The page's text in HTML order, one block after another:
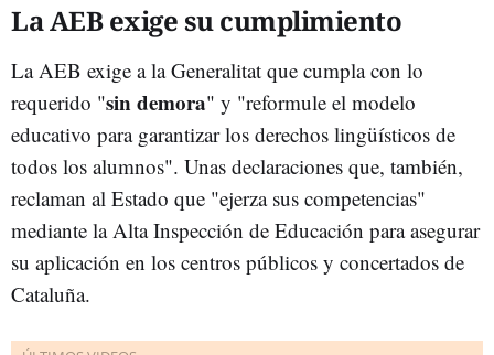
La AEB exige su cumplimiento
La AEB exige a la Generalitat que cumpla con lo
requerido "sin demora" y "reformule el modelo
educativo para garantizar los derechos lingüísticos de
todos los alumnos". Unas declaraciones que, también,
reclaman al Estado que "ejerza sus competencias"
mediante la Alta Inspección de Educación para asegurar
su aplicación en los centros públicos y concertados de
Cataluña.